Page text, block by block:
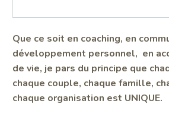
Que ce soit en coaching, en
développement personnel, en
de vie, je pars du principe que
chaque couple, chaque famille,
chaque organisation est UNIQUE.